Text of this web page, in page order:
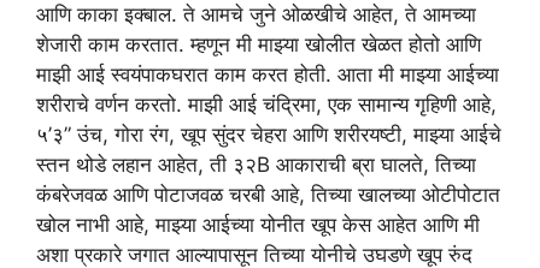
आणि काका इक्बाल. ते आमचे जुने ओळखीचे आहेत, ते आमच्या
शेजारी काम करतात. म्हणून मी माझ्या खोलीत खेळत होतो आणि
माझी आई स्वयंपाकघरात काम करत होती. आता मी माझ्या आईच्या
शरीराचे वर्णन करतो. माझी आई चंद्रिमा, एक सामान्य गृहिणी आहे,
५’३” उंच, गोरा रंग, खूप सुंदर चेहरा आणि शरीरयष्टी, माझ्या आईचे
स्तन थोडे लहान आहेत, ती ३२B आकाराची ब्रा घालते, तिच्या
कंबरेजवळ आणि पोटाजवळ चरबी आहे, तिच्या खालच्या ओटीपोटात
खोल नाभी आहे, माझ्या आईच्या योनीत खूप केस आहेत आणि मी
अशा प्रकारे जगात आल्यापासून तिच्या योनीचे उघडणे खूप रुंद